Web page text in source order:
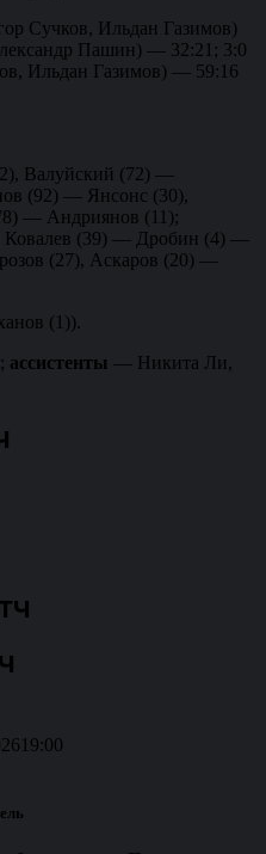
Сучков, Ильдан Газимов)
Пашин) — 32:21; 3:0
Ильдан Газимов) — 59:16
Валуйский (72) —
(92) — Янсонс (30),
— Андриянов (11);
Ковалев (39) — Дробин (4) —
(27), Аскаров (20) —
(1)).
ассистенты — Никита Ли,
19:00